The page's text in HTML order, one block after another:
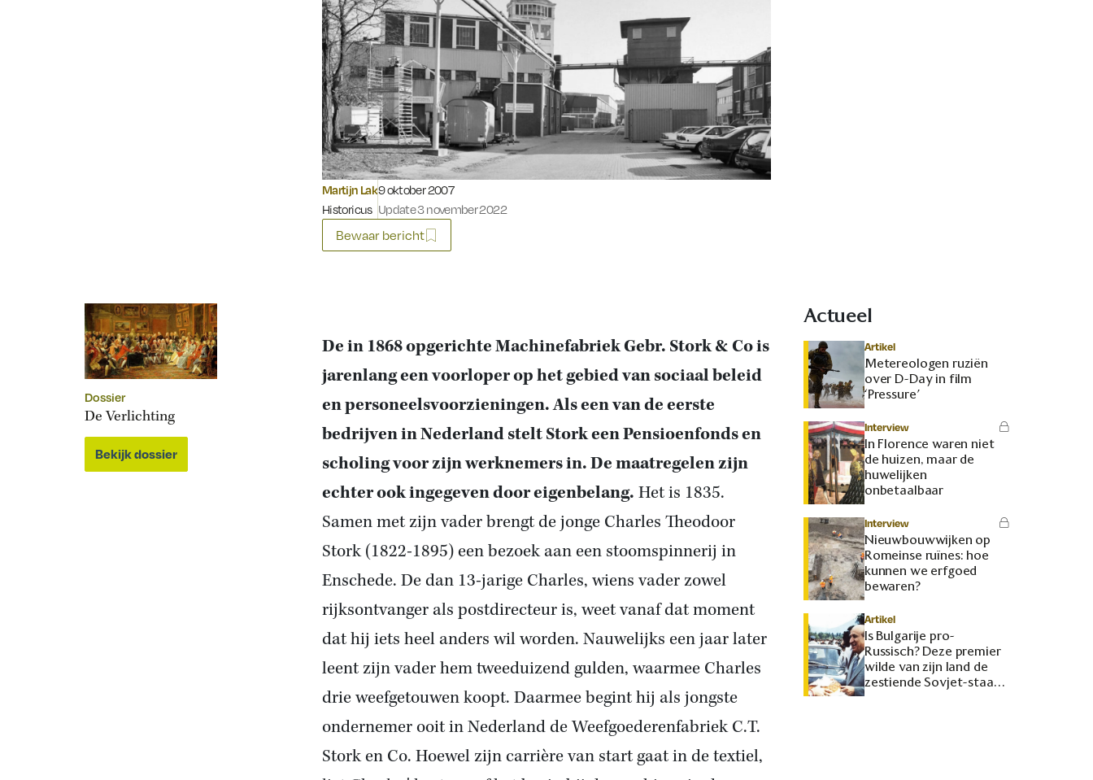
Martijn Lak
Historicus
Gepubliceerd op:
9 oktober 2007
Update 3 november 2022
Bewaar bericht
Dossier
De Verlichting
Bekijk dossier
De in 1868 opgerichte Machinefabriek Gebr. Stork & Co is
jarenlang een voorloper op het gebied van sociaal beleid
en personeelsvoorzieningen. Als een van de eerste
bedrijven in Nederland stelt Stork een Pensioenfonds en
scholing voor zijn werknemers in. De maatregelen zijn
echter ook ingegeven door eigenbelang. Het is 1835.
Samen met zijn vader brengt de jonge Charles Theodoor
Stork (1822-1895) een bezoek aan een stoomspinnerij in
Enschede. De dan 13-jarige Charles, wiens vader zowel
rijksontvanger als postdirecteur is, weet vanaf dat moment
dat hij iets heel anders wil worden. Nauwelijks een jaar later
leent zijn vader hem tweeduizend gulden, waarmee Charles
drie weefgetouwen koopt. Daarmee begint hij als jongste
ondernemer ooit inNederlandde Weefgoederenfabriek C.T.
Stork en Co. Hoewel zijn carrière van start gaat in de textiel,
Actueel
Artikel
Metereologen ruziën
over D-Day in film
‘Pressure’
Interview
In Florence waren niet
de huizen, maar de
huwelijken
onbetaalbaar
Interview
Nieuwbouwwijken op
Romeinse ruïnes: hoe
kunnen we erfgoed
bewaren?
Artikel
Is Bulgarije pro-
Russisch? Deze premier
wilde van zijn land de
zestiende Sovjet-staat
maken